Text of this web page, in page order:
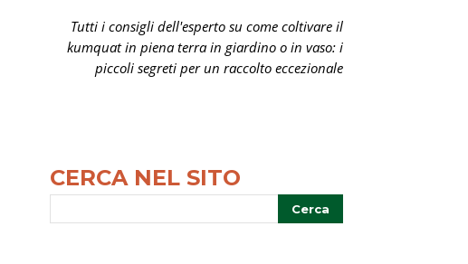
Tutti i consigli dell'esperto su come coltivare il
kumquat in piena terra in giardino o in vaso: i
piccoli segreti per un raccolto eccezionale
CERCA NEL SITO